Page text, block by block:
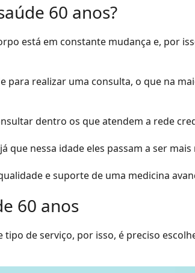
60 anos?
está em constante mudança e, por
para realizar uma consulta, o que na
dentro os que atendem a rede
que nessa idade eles passam a ser mais
e suporte de uma medicina
60 anos
de serviço, por isso, é preciso